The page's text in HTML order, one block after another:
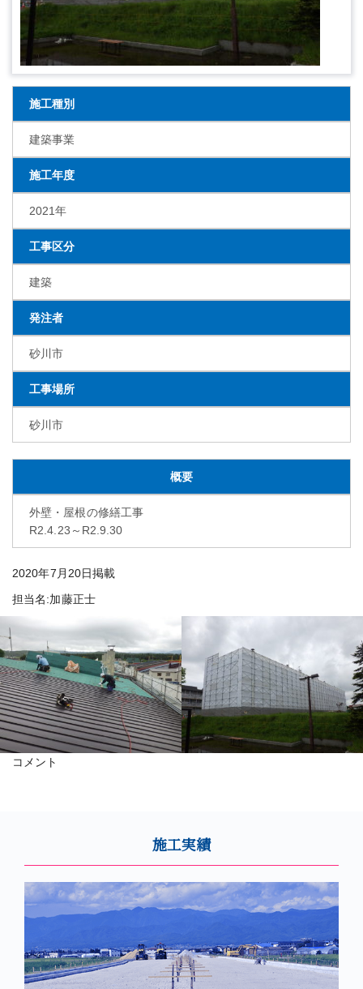
施工種別
建築事業
施工年度
2021年
工事区分
建築
発注者
砂川市
工事場所
砂川市
概要
外壁・屋根の修繕工事
R2.4.23～R2.9.30
2020年7月20日掲載
担当名:加藤正士
コメント
施工実績